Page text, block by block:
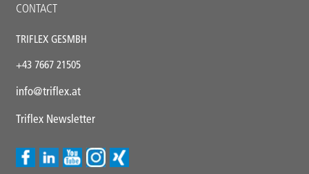
CONTACT
TRIFLEX GESMBH
+43 7667 21505
info@triflex.at
Triflex Newsletter